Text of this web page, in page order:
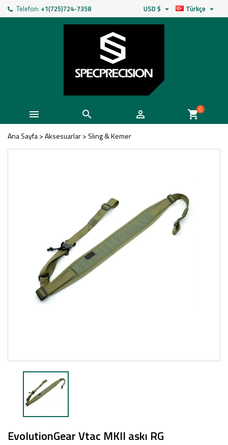
Telefon: +1(725)724-7358 Türkçe 
USD $ 
   shopping_cart0
Ana Sayfa>Aksesuarlar> Sling & Kemer
EvolutionGear Vtac MKII askı RG